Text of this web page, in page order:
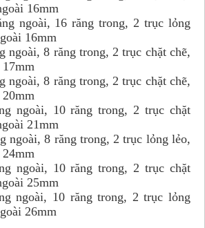
16mm
ngoài, 16 răng trong, 2 trục lỏng
16mm
ngoài, 8 răng trong, 2 trục chặt chẽ,
ngoài, 8 răng trong, 2 trục chặt chẽ,
ngoài, 10 răng trong, 2 trục chặt
21mm
ngoài, 8 răng trong, 2 trục lỏng lẻo,
ngoài, 10 răng trong, 2 trục chặt
25mm
ngoài, 10 răng trong, 2 trục lỏng
26mm